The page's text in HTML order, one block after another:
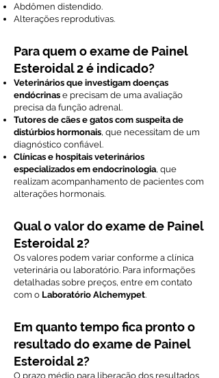
Abdômen distendido.
Alterações reprodutivas.
Para quem o exame de Painel
Esteroidal 2 é indicado?
Veterinários que investigam doenças
endócrinas e precisam de uma avaliação
precisa da função adrenal.
Tutores de cães e gatos com suspeita de
distúrbios hormonais, que necessitam de um
diagnóstico confiável.
Clínicas e hospitais veterinários
especializados em endocrinologia, que
realizam acompanhamento de pacientes com
alterações hormonais.
Qual o valor do exame de Painel
Esteroidal 2?
Os valores podem variar conforme a clínica
veterinária ou laboratório. Para informações
detalhadas sobre preços, entre em contato
com o Laboratório Alchemypet.
Em quanto tempo fica pronto o
resultado do exame de Painel
Esteroidal 2?
O prazo médio para liberação dos resultados